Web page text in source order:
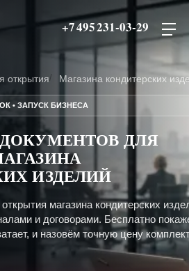
+7 495 231-03-29
открытия Магазина кондитерских
• ЗАПУСК БИЗНЕСА
ДЛЯ
ИЗДЕЛИЙ
магазина кондитерских
и договорами. Бесплатно
и назовём точную цену